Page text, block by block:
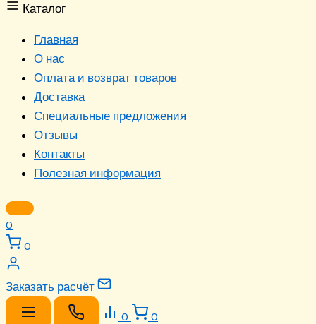
Каталог
Главная
О нас
Оплата и возврат товаров
Доставка
Специальные предложения
Отзывы
Контакты
Полезная информация
0
0
Заказать расчёт
0 0